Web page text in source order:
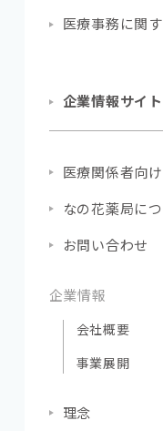
医療事務に関
企業情報サイ
医療関係者向
なの花薬局に
お問い合わせ
企業情報
会社概要
事業展開
理念